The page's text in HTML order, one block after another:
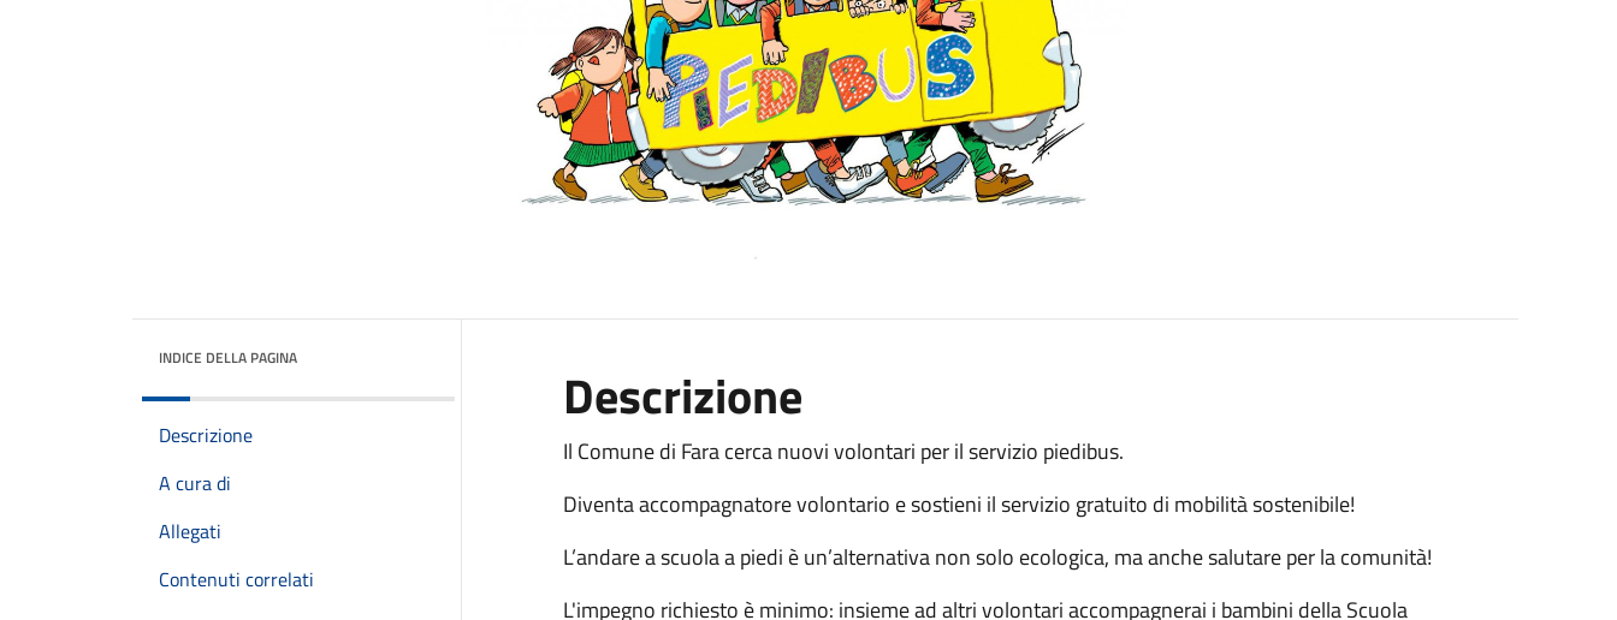
INDICE DELLA PAGINA
Descrizione
A cura di
Allegati
Contenuti correlati
Descrizione
Il Comune di Fara cerca nuovi volontari per il servizio piedibus.
Diventa accompagnatore volontario e sostieni il servizio gratuito di mobilità sostenibile!
L’andare a scuola a piedi è un’alternativa non solo ecologica, ma anche salutare per la comunità!
L'impegno richiesto è minimo: insieme ad altri volontari accompagnerai i bambini della Scuola